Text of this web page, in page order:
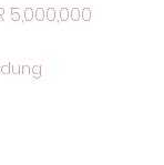
価格
5,000,000